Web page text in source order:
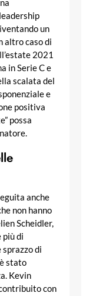
un
altro caso di
2021
in Serie C e
scalata del
e
positiva
possa
anche
non hanno
Scheidler,
più di
di
stato
Kevin
con